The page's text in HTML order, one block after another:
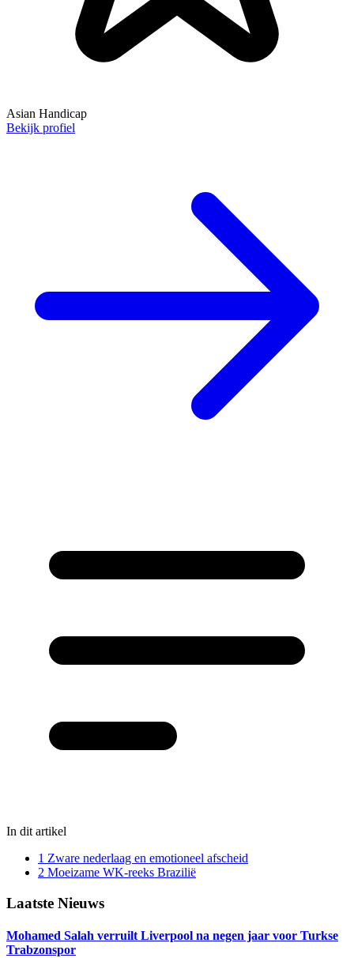
Asian Handicap
Bekijk profiel
In dit artikel
1 Zware nederlaag en emotioneel afscheid
2 Moeizame WK-reeks Brazilië
Laatste Nieuws
Mohamed Salah verruilt Liverpool na negen jaar voor Turkse
Trabzonspor